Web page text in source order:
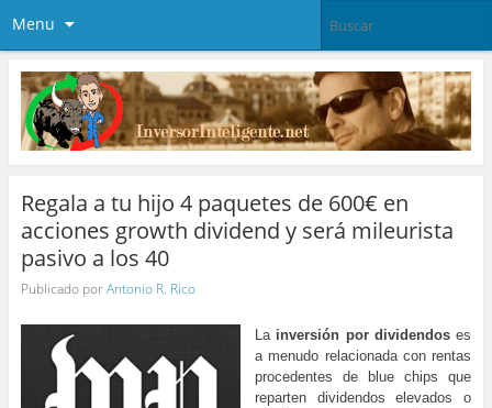
Menu
Regala a tu hijo 4 paquetes de 600€ en
acciones growth dividend y será mileurista
pasivo a los 40
Publicado porAntonio R. Rico
La inversión por dividendoses
a menudo relacionada con rentas
procedentes de blue chips que
reparten dividendos elevados o